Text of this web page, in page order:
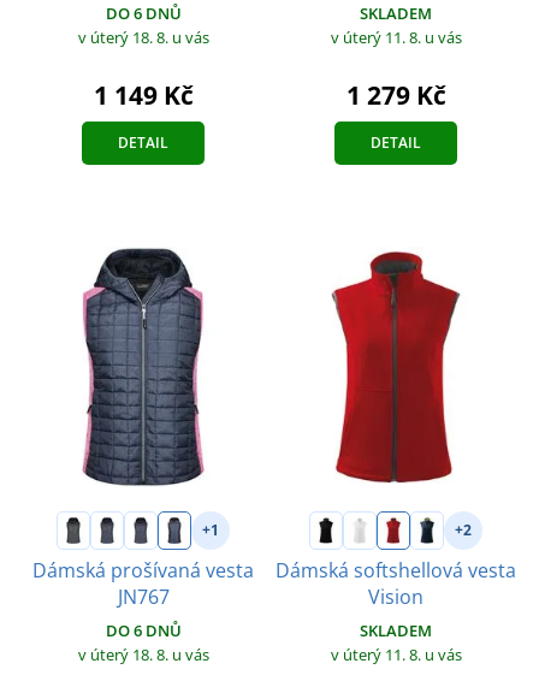
DO 6 DNŮ
v úterý 18. 8. u vás
1 149 Kč
DETAIL
SKLADEM
v úterý 11. 8. u vás
1 279 Kč
DETAIL
+1
Dámská prošívaná vesta
JN767
DO 6 DNŮ
v úterý 18. 8. u vás
+2
Dámská softshellová vesta
Vision
SKLADEM
v úterý 11. 8. u vás